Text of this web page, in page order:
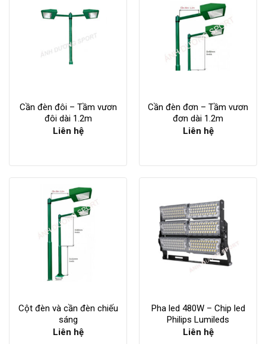
Cần đèn đôi – Tầm vươn
đôi dài 1.2m
Liên hệ
Cần đèn đơn – Tầm vươn
đơn dài 1.2m
Liên hệ
Cột đèn và cần đèn chiếu
sáng
Liên hệ
Pha led 480W – Chip led
Philips Lumileds
Liên hệ